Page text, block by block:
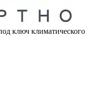
ключ климатического